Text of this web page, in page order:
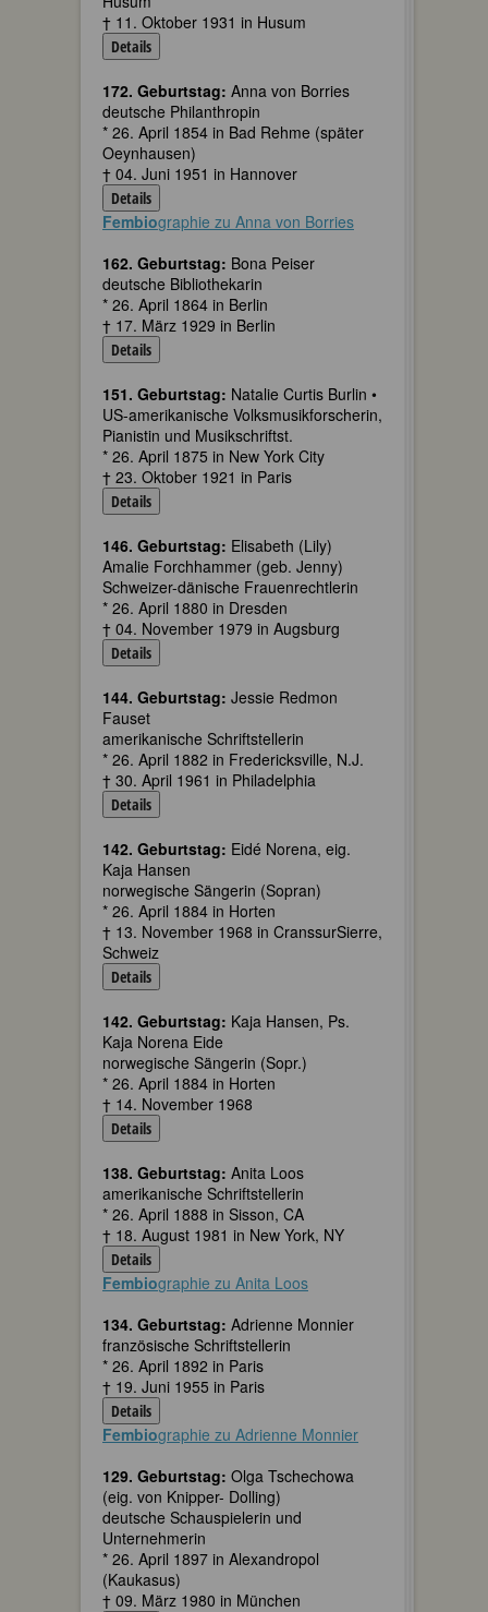
† 11. Oktober 1931 in Husum
Details
172. Geburtstag: Anna von Borries
deutsche Philanthropin
* 26. April 1854 in Bad Rehme (später
Oeynhausen)
† 04. Juni 1951 in Hannover
Details
Fembiographie zu Anna von Borries
162. Geburtstag: Bona Peiser
deutsche Bibliothekarin
* 26. April 1864 in Berlin
† 17. März 1929 in Berlin
Details
151. Geburtstag: Natalie Curtis Burlin •
US-amerikanische Volksmusikforscherin,
Pianistin und Musikschriftst.
* 26. April 1875 in New York City
† 23. Oktober 1921 in Paris
Details
146. Geburtstag: Elisabeth (Lily)
Amalie Forchhammer (geb. Jenny)
Schweizer-dänische Frauenrechtlerin
* 26. April 1880 in Dresden
† 04. November 1979 in Augsburg
Details
144. Geburtstag: Jessie Redmon
Fauset
amerikanische Schriftstellerin
* 26. April 1882 in Fredericksville, N.J.
† 30. April 1961 in Philadelphia
Details
142. Geburtstag: Eidé Norena, eig.
Kaja Hansen
norwegische Sängerin (Sopran)
* 26. April 1884 in Horten
† 13. November 1968 in CranssurSierre,
Schweiz
Details
142. Geburtstag: Kaja Hansen, Ps.
Kaja Norena Eide
norwegische Sängerin (Sopr.)
* 26. April 1884 in Horten
† 14. November 1968
Details
138. Geburtstag: Anita Loos
amerikanische Schriftstellerin
* 26. April 1888 in Sisson, CA
† 18. August 1981 in New York, NY
Details
Fembiographie zu Anita Loos
134. Geburtstag: Adrienne Monnier
französische Schriftstellerin
* 26. April 1892 in Paris
† 19. Juni 1955 in Paris
Details
Fembiographie zu Adrienne Monnier
129. Geburtstag: Olga Tschechowa
(eig. von Knipper- Dolling)
deutsche Schauspielerin und
Unternehmerin
* 26. April 1897 in Alexandropol
(Kaukasus)
† 09. März 1980 in München